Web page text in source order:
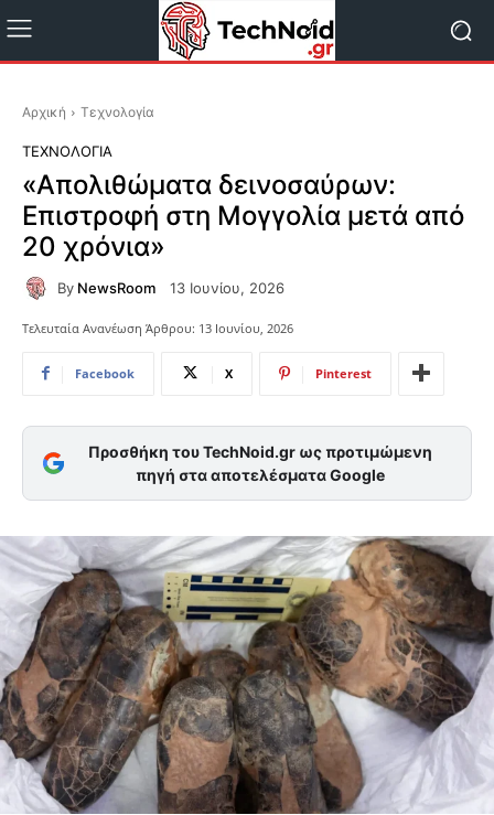
Αρχική Τεχνολογία
ΤΕΧΝΟΛΟΓΊΑ
«Απολιθώματα δεινοσαύρων:
Επιστροφή στη Μογγολία μετά από
20 χρόνια»
By NewsRoom 13 Ιουνίου, 2026
Τελευταία Ανανέωση Άρθρου: 13 Ιουνίου, 2026
Facebook X Pinterest
Προσθήκη του TechNoid.gr ως προτιμώμενη
πηγή στα αποτελέσματα Google